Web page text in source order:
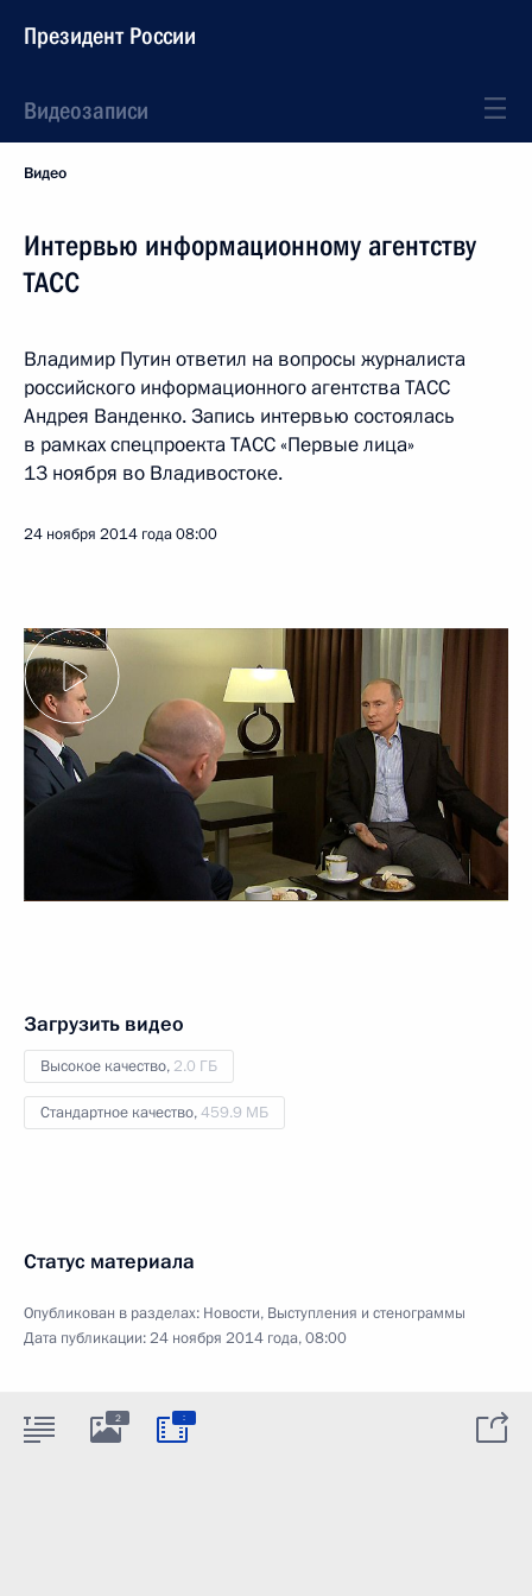
Президент России
Видеозаписи
Видео
Интервью информационному агентству
ТАСС
Владимир Путин ответил на вопросы журналиста
российского информационного агентства ТАСС
Андрея Ванденко. Запись интервью состоялась
в рамках спецпроекта ТАСС «Первые лица»
13 ноября во Владивостоке.
24 ноября 2014 года08:00
Загрузить видео
Высокое качество, 2.0 ГБ
Стандартное качество,459.9 МБ
Статус материала
Опубликован в разделах: Новости, Выступления и стенограммы
Дата публикации:24 ноября 2014 года, 08:00
2 :